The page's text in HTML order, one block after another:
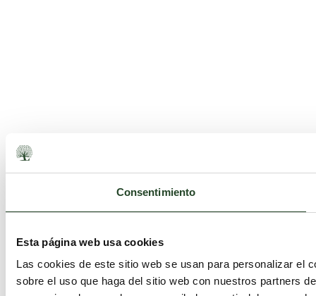
Consentimiento
Esta página web usa cookies
Las cookies de este sitio web se usan para personalizar el
sobre el uso que haga del sitio web con nuestros partners